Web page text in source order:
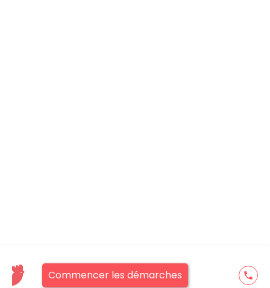
Commencer les démarches phone